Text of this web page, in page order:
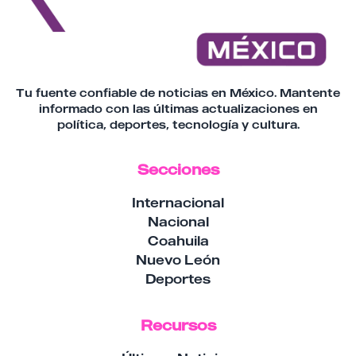
Tu fuente confiable de noticias en México. Mantente
informado con las últimas actualizaciones en
política, deportes, tecnología y cultura.
Secciones
Internacional
Nacional
Coahuila
Nuevo León
Deportes
Recursos